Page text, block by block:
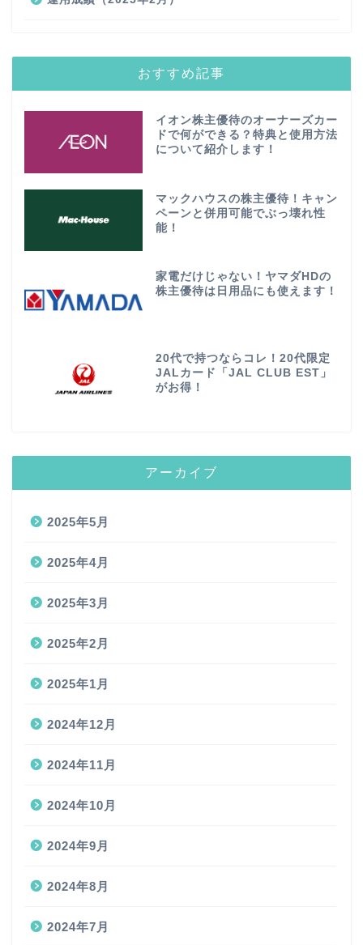
おすすめ記事
イオン株主優待のオーナーズカー
ドで何ができる？特典と使用方法
について紹介します！
マックハウスの株主優待！キャン
ペーンと併用可能でぶっ壊れ性
能！
家電だけじゃない！ヤマダHDの
株主優待は日用品にも使えます！
20代で持つならコレ！20代限定
JALカード「JAL CLUB EST」
がお得！
アーカイブ
2025年5月
2025年4月
2025年3月
2025年2月
2025年1月
2024年12月
2024年11月
2024年10月
2024年9月
2024年8月
2024年7月